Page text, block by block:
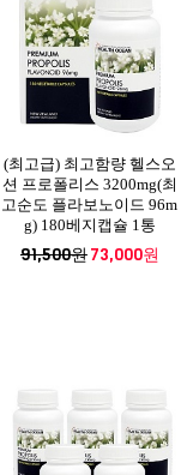
(최고급) 최고함량 헬스오
션 프로폴리스 3200mg(최
고순도 플라보노이드 96m
g) 180베지캡슐 1통
91,500원73,000원